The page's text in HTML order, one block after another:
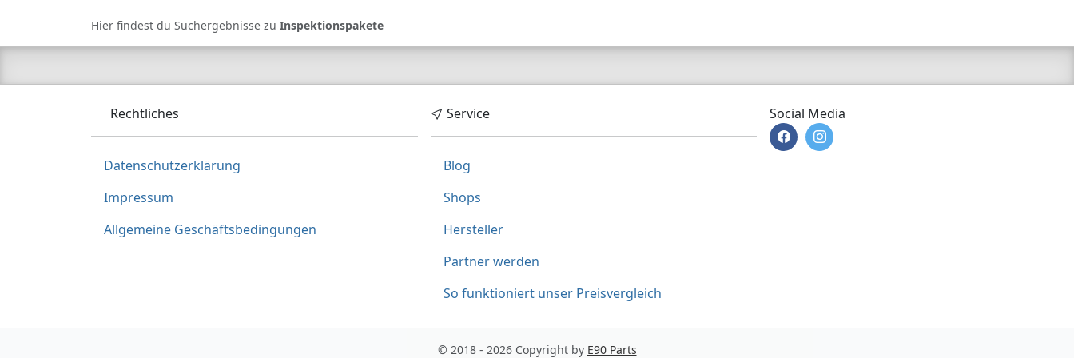
Hier findest du Suchergebnisse zu Inspektionspakete
Rechtliches
Datenschutzerklärung
Impressum
Allgemeine Geschäftsbedingungen
Service
Blog
Shops
Hersteller
Partner werden
So funktioniert unser Preisvergleich
Social Media
© 2018 - 2026 Copyright by E90 Parts